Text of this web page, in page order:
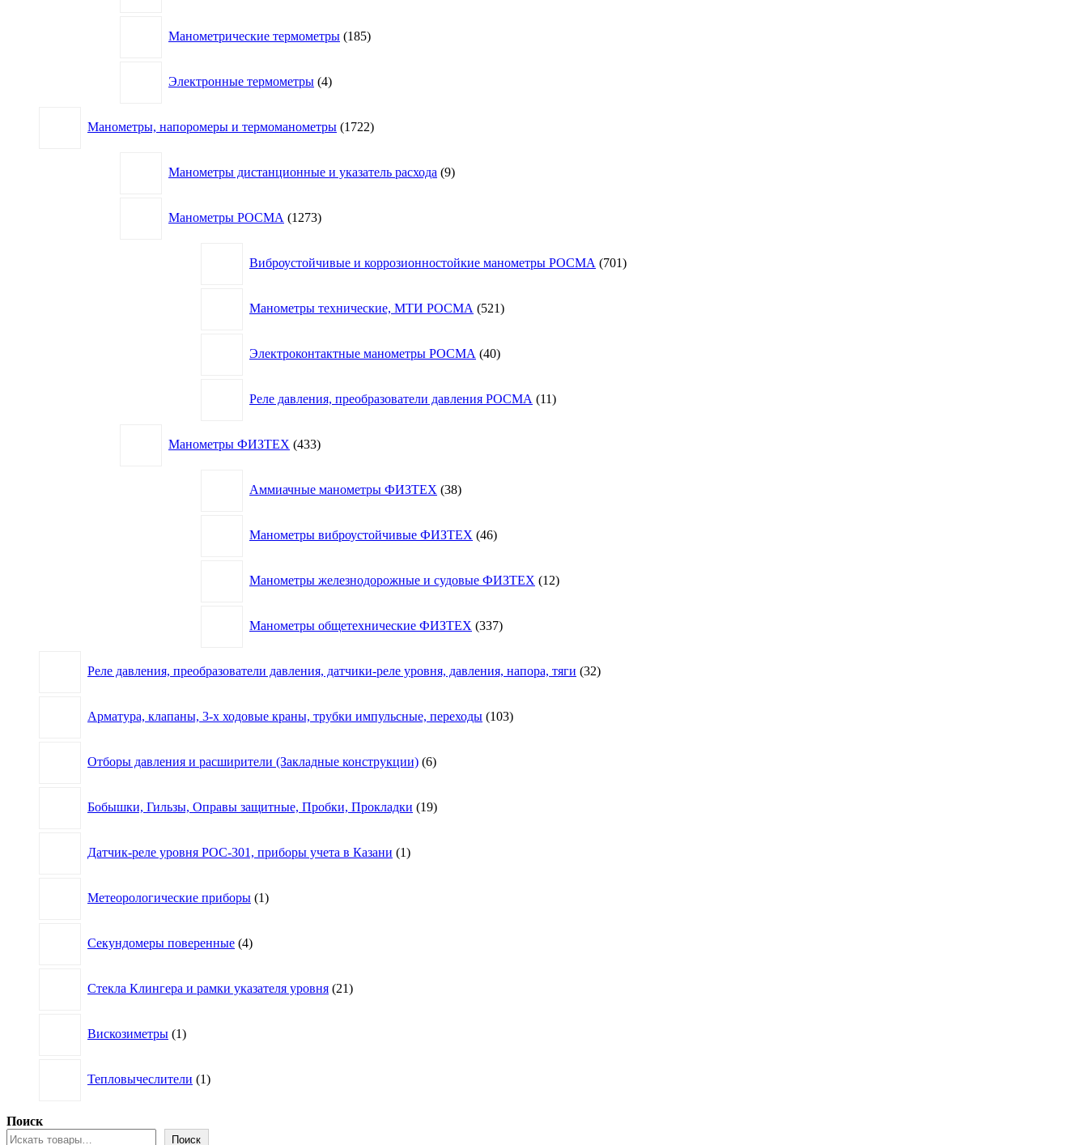
Манометрические термометры 185товаров
Электронные термометры 4товара
Манометры, напоромеры и термоманометры 1722товара
Манометры дистанционные и указатель расхода 9товаров
Манометры РОСМА 1273товара
Виброустойчивые и коррозионностойкие манометры РОСМА 701 товар
Манометры технические, МТИ РОСМА 521 товар
Электроконтактные манометры РОСМА 40товаров
Реле давления, преобразователи давления РОСМА 11 товаров
Манометры ФИЗТЕХ 433товара
Аммиачные манометры ФИЗТЕХ 38товаров
Манометры виброустойчивые ФИЗТЕХ 46товаров
Манометры железнодорожные и судовые ФИЗТЕХ 12товаров
Манометры общетехнические ФИЗТЕХ 337товаров
Реле давления, преобразователи давления, датчики-реле уровня, давления, напора, тяги 32товара
Арматура, клапаны, 3-х ходовые краны, трубки импульсные, переходы 103товара
Отборы давления и расширители (Закладные конструкции) 6товаров
Бобышки, Гильзы, Оправы защитные, Пробки, Прокладки 19товаров
Датчик-реле уровня РОС-301, приборы учета в Казани 1 товар
Метеорологические приборы 1 товар
Секундомеры поверенные 4товара
Стекла Клингера и рамки указателя уровня 21 товар
Вискозиметры 1 товар
Тепловычеслители 1 товар
Поиск
Поиск